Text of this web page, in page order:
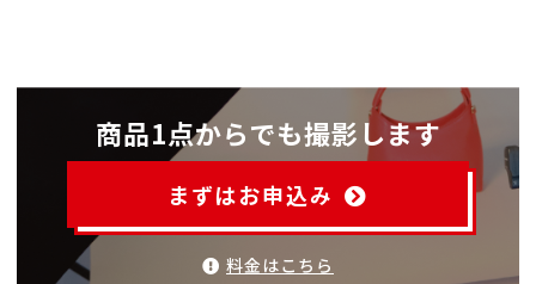
商品1点からでも撮影します
まずはお申込み
料金はこちら